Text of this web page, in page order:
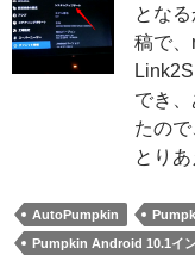
とな
稿で、
でき
たの
とり
AutoPumpkin
Pumpkin Android 10.1イ